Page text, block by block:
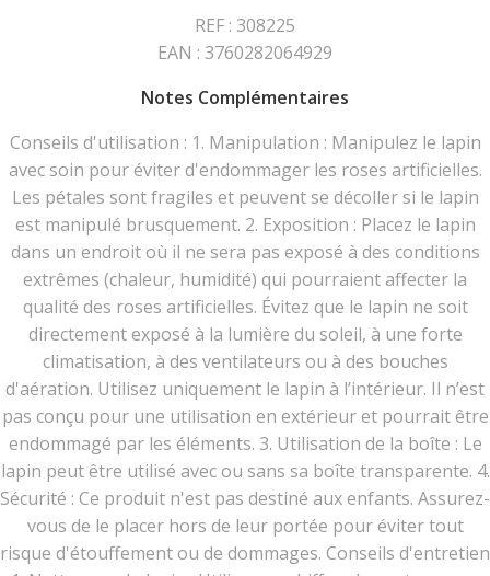
REF : 308225
EAN : 3760282064929
Notes Complémentaires
Conseils d'utilisation : 1. Manipulation : Manipulez le lapin
avec soin pour éviter d'endommager les roses artificielles.
Les pétales sont fragiles et peuvent se décoller si le lapin
est manipulé brusquement. 2. Exposition : Placez le lapin
dans un endroit où il ne sera pas exposé à des conditions
extrêmes (chaleur, humidité) qui pourraient affecter la
qualité des roses artificielles. Évitez que le lapin ne soit
directement exposé à la lumière du soleil, à une forte
climatisation, à des ventilateurs ou à des bouches
d'aération. Utilisez uniquement le lapin à l’intérieur. Il n’est
pas conçu pour une utilisation en extérieur et pourrait être
endommagé par les éléments. 3. Utilisation de la boîte : Le
lapin peut être utilisé avec ou sans sa boîte transparente. 4.
Sécurité : Ce produit n'est pas destiné aux enfants. Assurez-
vous de le placer hors de leur portée pour éviter tout
risque d'étouffement ou de dommages. Conseils d'entretien